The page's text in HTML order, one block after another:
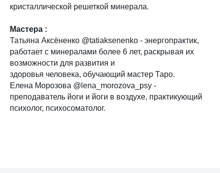
кристаллической решеткой минерала.
Мастера :
Татьяна Аксёненко @tatiaksenenko - энергопрактик,
работает с минералами более 6 лет, раскрывая их
возможности для развития и
здоровья человека, обучающий мастер Таро.
Елена Морозова @lena_morozova_psy -
преподаватель йоги и йоги в воздухе, практикующий
психолог, психосоматолог.